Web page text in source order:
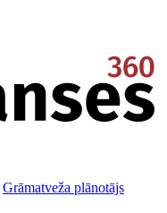
Grāmatveža plānotājs